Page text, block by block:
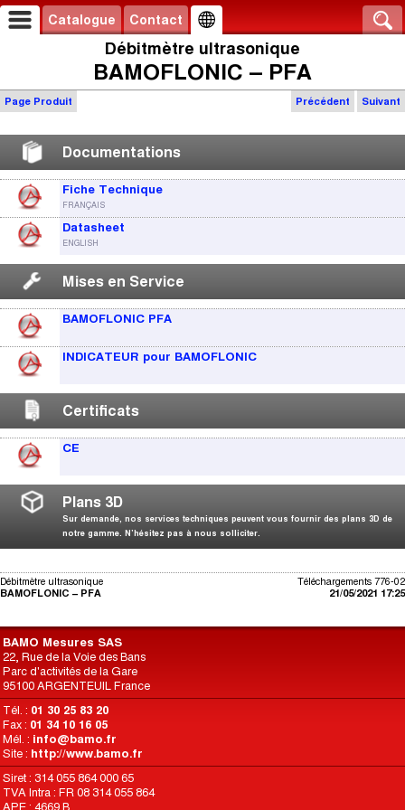
Catalogue Contact
Débitmètre ultrasonique
BAMOFLONIC – PFA
Précédent Suivant
Page Produit
Documentations
Fiche Technique
FRANÇAIS
Datasheet
ENGLISH
Mises en Service
BAMOFLONIC PFA
INDICATEUR pour BAMOFLONIC
Certificats
CE
Plans 3D
Sur demande, nos services techniques peuvent vous fournir des plans 3D de
notre gamme. N’hésitez pas à nous solliciter.
Téléchargements 776-02
21/05/2021 17:25
Débitmètre ultrasonique
BAMOFLONIC – PFA
BAMO Mesures SAS
22, Rue de la Voie des Bans
Parc d'activités de la Gare
95100 ARGENTEUIL France
Tél. : 01 30 25 83 20
Fax : 01 34 10 16 05
Mél. : info@bamo.fr
Site : http://www.bamo.fr
Siret : 314 055 864 000 65
TVA Intra : FR 08 314 055 864
APE : 4669 B